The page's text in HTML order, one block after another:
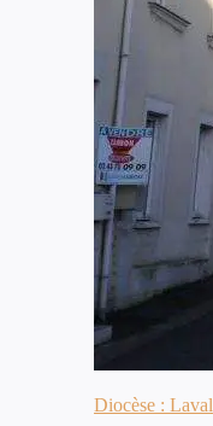
Diocèse : Laval